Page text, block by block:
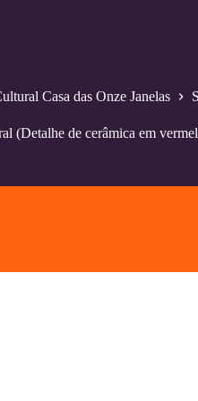
Casa das Onze Janelas
(Detalhe de cerâmica em